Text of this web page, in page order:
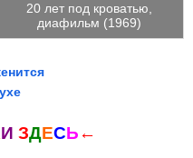
20 лет под кроватью,
диафильм (1969)
И ЗДЕСЬ ←